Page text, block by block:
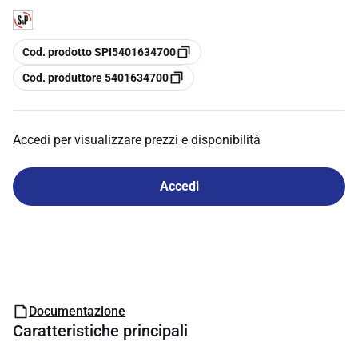
copia
Cod. prodotto SPI5401634700
copia
Cod. produttore 5401634700
Accedi per visualizzare prezzi e disponibilità
Accedi
Documentazione
Caratteristiche principali